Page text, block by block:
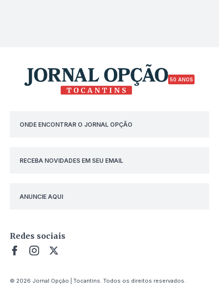
50 ANOS
ONDE ENCONTRAR O JORNAL OPÇÃO
RECEBA NOVIDADES EM SEU EMAIL
ANUNCIE AQUI
Redes sociais
© 2026 Jornal Opção | Tocantins. Todos os direitos reservados.